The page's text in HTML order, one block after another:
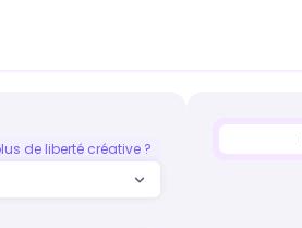
de liberté créative ?